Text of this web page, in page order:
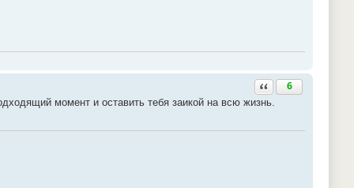
Ответить с цитатой
6
момент и оставить тебя заикой на всю жизнь.